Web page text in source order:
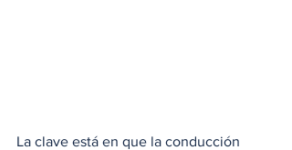
La clave está en que la conducción